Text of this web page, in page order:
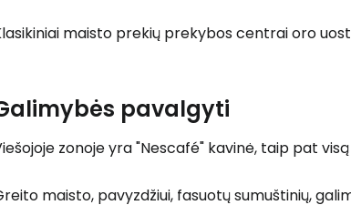
maisto prekių prekybos centrai oro
pavalgyti
zonoje yra "Nescafé" kavinė, taip pat
maisto, pavyzdžiui, fasuotų sumuštinių,